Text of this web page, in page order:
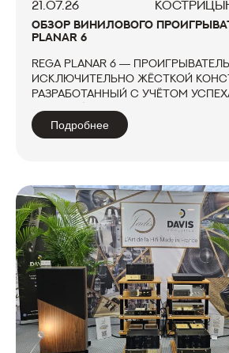
21.07.26
ОБЗОР ВИНИЛОВОГО
PLANAR 6
Rega Planar 6 —
исключительно жёсткой
разработанный с учётом
моделей RP8 и RP10. Аппарат
музыкальным, детальным и
эмоциональным, способным
Подробнее